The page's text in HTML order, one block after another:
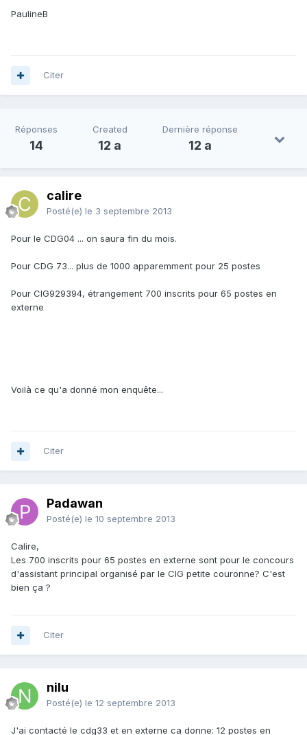
PaulineB
Citer
Réponses
14
Created
12 a
Dernière réponse
12 a
calire
Posté(e) le 3 septembre 2013
Pour le CDG04 ... on saura fin du mois.
Pour CDG 73... plus de 1000 apparemment pour 25 postes
Pour CIG929394, étrangement 700 inscrits pour 65 postes en
externe
Voilà ce qu'a donné mon enquête...
Citer
Padawan
Posté(e) le 10 septembre 2013
Calire,
Les 700 inscrits pour 65 postes en externe sont pour le concours
d'assistant principal organisé par le CIG petite couronne? C'est
bien ça ?
Citer
nilu
Posté(e) le 12 septembre 2013
J'ai contacté le cdg33 et en externe ca donne: 12 postes en